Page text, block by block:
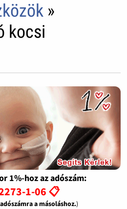
»
kocsi
1%-hoz az adószám:
1-06 📋
a másoláshoz.)